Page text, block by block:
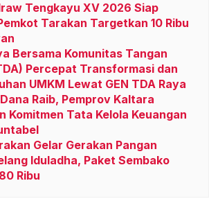
Tengkayu XV 2026 Siap
Tarakan Targetkan 10 Ribu
Bersama Komunitas Tangan
Percepat Transformasi dan
UMKM Lewat GEN TDA Raya
Raib, Pemprov Kaltara
Komitmen Tata Kelola Keuangan
Gelar Gerakan Pangan
Iduladha, Paket Sembako
Ribu